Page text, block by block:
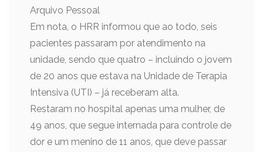
Arquivo Pessoal
Em nota, o HRR informou que ao todo, seis
pacientes passaram por atendimento na
unidade, sendo que quatro – incluindo o jovem
de 20 anos que estava na Unidade de Terapia
Intensiva (UTI) – já receberam alta.
Restaram no hospital apenas uma mulher, de
49 anos, que segue internada para controle de
dor e um menino de 11 anos, que deve passar